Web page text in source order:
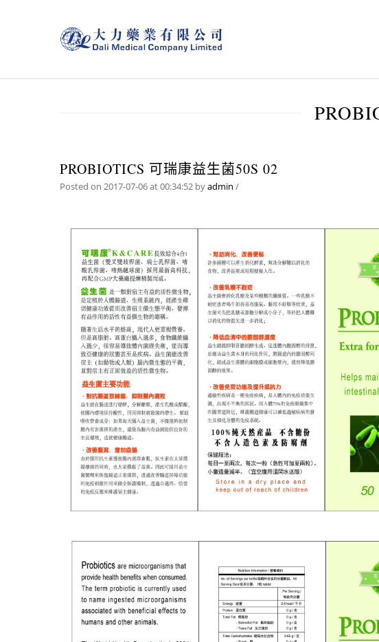
PROBIOTICS 可瑞康益生菌50S 02
Posted on 2017-07-06 at 00:34:52 byadmin /